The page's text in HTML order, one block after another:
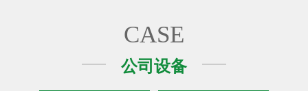
CASE
公司设备